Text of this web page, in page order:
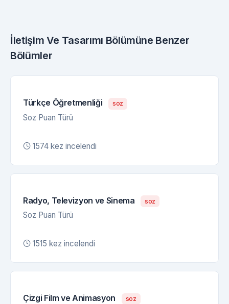
İletişim Ve Tasarımı Bölümüne Benzer
Bölümler
Türkçe Öğretmenliği soz
Soz Puan Türü
1574 kez incelendi
Radyo, Televizyon ve Sinema soz
Soz Puan Türü
1515 kez incelendi
Çizgi Film ve Animasyon soz